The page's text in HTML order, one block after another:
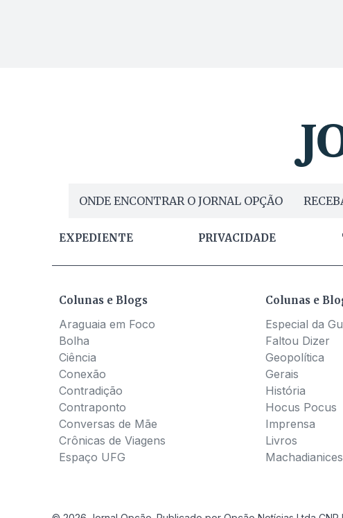
ONDE ENCONTRAR O JORNAL OPÇÃO
EXPEDIENTE PRIVACIDADE
Colunas e Blogs
Araguaia em Foco
Bolha
Ciência
Conexão
Contradição
Contraponto
Conversas de Mãe
Crônicas de Viagens
Espaço UFG
Colunas e
Especial da
Faltou Dizer
Geopolítica
Gerais
História
Hocus Pocus
Imprensa
Livros